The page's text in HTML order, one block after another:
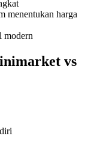
menentukan harga
modern
vs